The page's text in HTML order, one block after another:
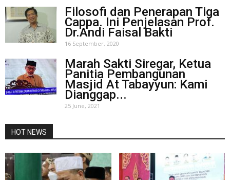
Filosofi dan Penerapan Tiga
Cappa. Ini Penjelasan Prof.
Dr.Andi Faisal Bakti
16 September, 2020
Marah Sakti Siregar, Ketua
Panitia Pembangunan
Masjid At Tabayyun: Kami
Dianggap...
25 June, 2021
HOT NEWS